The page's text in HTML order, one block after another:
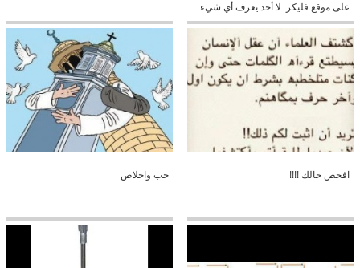
على موقع فليكر. لا أحد يعرف أي شيء
عن هذا المبنى أو المهندس المعماري؟
كنا نحب أن تشارك أكثر من عملهم
افحص حالك !!!! حب واخلاص